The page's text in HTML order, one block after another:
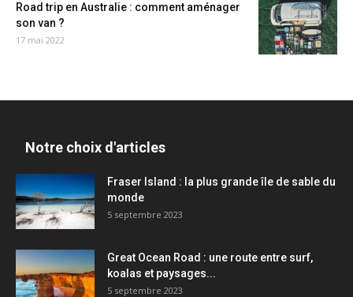
Road trip en Australie : comment aménager
son van ?
17 mai 2022
Notre choix d'articles
Fraser Island : la plus grande île de sable du
monde
5 septembre 2023
Great Ocean Road : une route entre surf,
koalas et paysages...
5 septembre 2023